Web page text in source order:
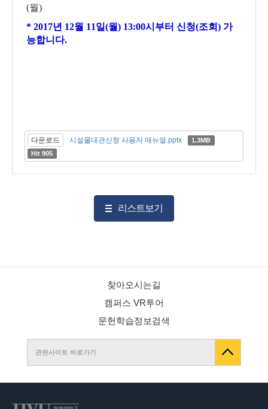
(월)
* 2017년 12월 11일(월) 13:00시부터 신청(조회) 가
능합니다.
다운로드 시설물대관신청 사용자 매뉴얼.pptx
1.3MB
Hit 905
리스트보기
찾아오시는길
캠퍼스 VR투어
문헌학습정보검색
관련사이트 바로가기